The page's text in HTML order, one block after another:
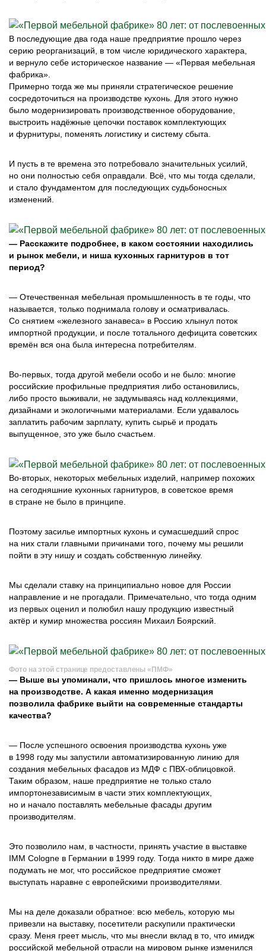
В последующие два года наше предприятие прошло через
серию реорганизаций, в том числе юридического характера,
и вернуло себе историческое название — «Первая мебельная
фабрика».
Примерно тогда же мы приняли стратегическое решение
сосредоточиться на производстве кухонь. Для этого нужно
было модернизировать производственное оборудование,
выстроить надёжные цепочки поставок комплектующих
и фурнитуры, поменять логистику и систему сбыта.
И пусть в те времена это потребовало значительных усилий,
но они полностью себя оправдали. Всё, что мы тогда сделали,
и стало фундаментом для последующих судьбоносных
изменений.
— Расскажите подробнее, в каком состоянии находились
и рынок мебели, и ниша кухонных гарнитуров в тот
период?
— Отечественная мебельная промышленность в те годы, что
называется, только поднимала голову и осматривалась.
Со снятием «железного занавеса» в Россию хлынул поток
импортной продукции, и после тотального дефицита советских
времён вся она была интересна потребителям.
Во-первых, тогда другой мебели особо и не было: многие
российские профильные предприятия либо остановились,
либо просто выживали, не задумываясь над коллекциями,
дизайнами и экологичными материалами. Если удавалось
заплатить рабочим зарплату, купить сырьё и продать
выпущенное, это уже было счастьем.
Во-вторых, некоторых мебельных изделий, например похожих
на сегодняшние кухонных гарнитуров, в советское время
в стране не было в принципе.
Поэтому засилье импортных кухонь и сумасшедший спрос
на них стали главными причинами того, почему мы решили
пойти в эту нишу и создать собственную линейку.
Мы сделали ставку на принципиально новое для России
направление и не прогадали. Примечательно, что тогда одним
из первых оценил и полюбил нашу продукцию известный
актёр и кумир множества россиян Михаил Боярский.
Фото на этой странице предоставлены «ПМФ»
— Выше вы упоминали, что пришлось многое изменить
на производстве. А какая именно модернизация
позволила фабрике выйти на современные стандарты
качества?
— После успешного освоения производства кухонь уже
в 1998 году мы запустили автоматизированную линию для
создания мебельных фасадов из МДФ с ПВХ-облицовкой.
Таким образом, наше предприятие не только стало
импортонезависимым в части этих комплектующих,
но и начало поставлять мебельные фасады другим
производителям.
Это позволило нам, в частности, принять участие в выставке
IMM Cologne в Германии в 1999 году. Тогда никто в мире даже
подумать не мог, что российское предприятие сможет
выступать наравне с европейскими производителями.
Мы на деле доказали обратное: всю мебель, которую мы
привезли на выставку, посетители раскупили практически
сразу. Меня греет мысль, что мы внесли вклад в то, что имидж
российской мебельной отрасли на мировом рынке изменился